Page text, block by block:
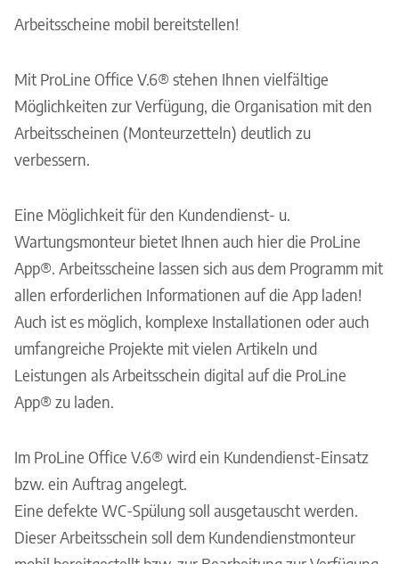
Arbeitsscheine mobil bereitstellen!
Mit ProLine Office V.6® stehen Ihnen vielfältige
Möglichkeiten zur Verfügung, die Organisation mit den
Arbeitsscheinen (Monteurzetteln) deutlich zu
verbessern.
Eine Möglichkeit für den Kundendienst- u.
Wartungsmonteur bietet Ihnen auch hier die ProLine
App®. Arbeitsscheine lassen sich aus dem Programm mit
allen erforderlichen Informationen auf die App laden!
Auch ist es möglich, komplexe Installationen oder auch
umfangreiche Projekte mit vielen Artikeln und
Leistungen als Arbeitsschein digital auf die ProLine
App® zu laden.
Im ProLine Office V.6® wird ein Kundendienst-Einsatz
bzw. ein Auftrag angelegt.
Eine defekte WC-Spülung soll ausgetauscht werden.
Dieser Arbeitsschein soll dem Kundendienstmonteur